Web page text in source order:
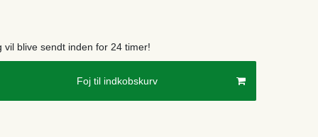
vil blive sendt inden for 24 timer!
Foj til indkobskurv